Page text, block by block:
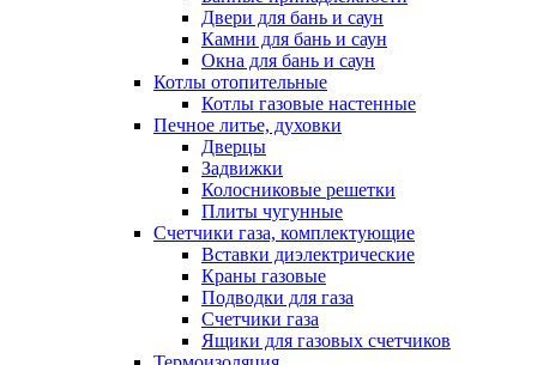
Двери для бань и саун
Камни для бань и саун
Окна для бань и саун
Котлы отопительные
Котлы газовые настенные
Печное литье, духовки
Дверцы
Задвижки
Колосниковые решетки
Плиты чугунные
Счетчики газа, комплектующие
Вставки диэлектрические
Краны газовые
Подводки для газа
Счетчики газа
Ящики для газовых счетчиков